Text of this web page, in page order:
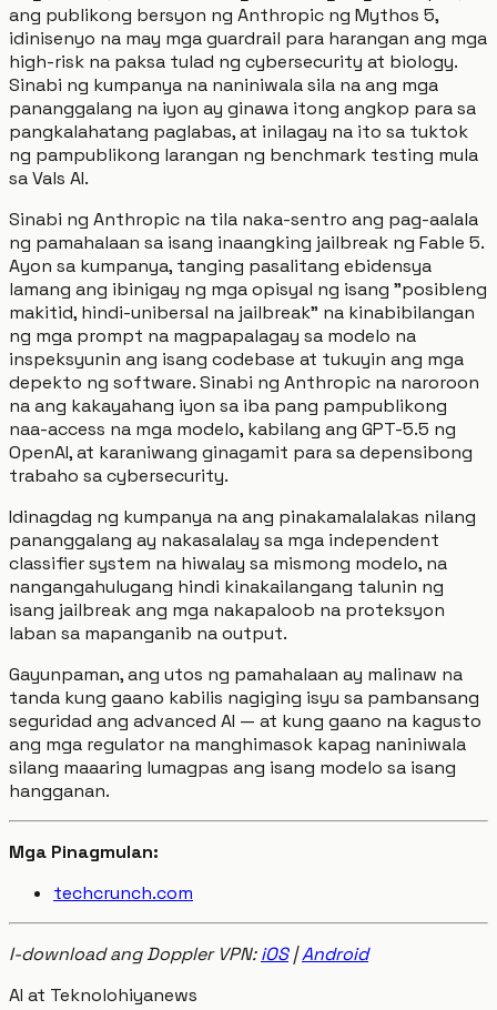
ang publikong bersyon ng Anthropic ng Mythos 5,
idinisenyo na may mga guardrail para harangan ang mga
high-risk na paksa tulad ng cybersecurity at biology.
Sinabi ng kumpanya na naniniwala sila na ang mga
pananggalang na iyon ay ginawa itong angkop para sa
pangkalahatang paglabas, at inilagay na ito sa tuktok
ng pampublikong larangan ng benchmark testing mula
sa Vals AI.
Sinabi ng Anthropic na tila naka-sentro ang pag-aalala
ng pamahalaan sa isang inaangking jailbreak ng Fable 5.
Ayon sa kumpanya, tanging pasalitang ebidensya
lamang ang ibinigay ng mga opisyal ng isang "posibleng
makitid, hindi-unibersal na jailbreak" na kinabibilangan
ng mga prompt na magpapalagay sa modelo na
inspeksyunin ang isang codebase at tukuyin ang mga
depekto ng software. Sinabi ng Anthropic na naroroon
na ang kakayahang iyon sa iba pang pampublikong
naa-access na mga modelo, kabilang ang GPT-5.5 ng
OpenAI, at karaniwang ginagamit para sa depensibong
trabaho sa cybersecurity.
Idinagdag ng kumpanya na ang pinakamalalakas nilang
pananggalang ay nakasalalay sa mga independent
classifier system na hiwalay sa mismong modelo, na
nangangahulugang hindi kinakailangang talunin ng
isang jailbreak ang mga nakapaloob na proteksyon
laban sa mapanganib na output.
Gayunpaman, ang utos ng pamahalaan ay malinaw na
tanda kung gaano kabilis nagiging isyu sa pambansang
seguridad ang advanced AI — at kung gaano na kagusto
ang mga regulator na manghimasok kapag naniniwala
silang maaaring lumagpas ang isang modelo sa isang
hangganan.
Mga Pinagmulan:
techcrunch.com
I-download ang Doppler VPN:iOS|Android
AI at Teknolohiyanews